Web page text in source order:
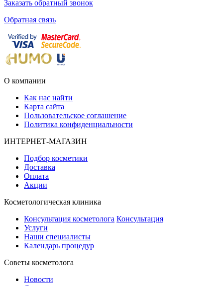
Заказать обратный звонок
Обратная связь
О компании
Как нас найти
Карта сайта
Пользовательское соглашение
Политика конфиденциальности
ИНТЕРНЕТ-МАГАЗИН
Подбор косметики
Доставка
Оплата
Акции
Косметологическая клиника
Консультация косметолога Консультация
Услуги
Наши специалисты
Календарь процедур
Cоветы косметолога
Новости